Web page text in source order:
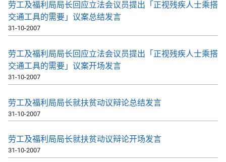
劳工及福利局局长回应立法会议员提出「正视残疾人士乘搭
交通工具的需要」议案总结发言
31-10-2007
劳工及福利局局长回应立法会议员提出「正视残疾人士乘搭
交通工具的需要」议案开场发言
31-10-2007
劳工及福利局局长就扶贫动议辩论总结发言
31-10-2007
劳工及福利局局长就扶贫动议辩论开场发言
31-10-2007